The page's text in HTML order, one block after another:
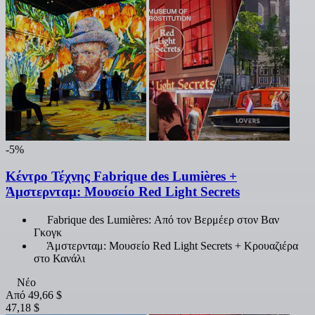
-5%
Κέντρο Τέχνης Fabrique des Lumières +
Άμστερνταμ: Μουσείο Red Light Secrets
Fabrique des Lumières: Από τον Βερμέερ στον Βαν
Γκογκ
Άμστερνταμ: Μουσείο Red Light Secrets + Κρουαζιέρα
στο Κανάλι
Νέο
Από 49,66 $
47,18 $